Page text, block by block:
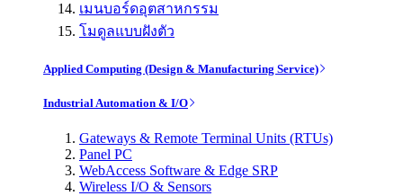
เมนบอร์ดอุตสาหกรรม
โมดูลแบบฝังตัว
Applied Computing (Design & Manufacturing Service)
Industrial Automation & I/O
Gateways & Remote Terminal Units (RTUs)
Panel PC
WebAccess Software & Edge SRP
Wireless I/O & Sensors